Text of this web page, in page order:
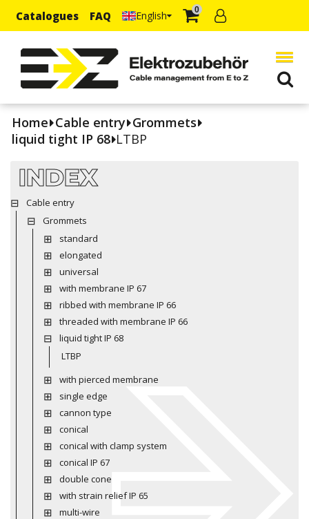
Catalogues FAQ English 0
Home Cable entry Grommets
liquid tight IP 68 LTBP
INDEX
Cable entry
Grommets
standard
elongated
universal
with membrane IP 67
ribbed with membrane IP 66
threaded with membrane IP 66
liquid tight IP 68
LTBP
with pierced membrane
single edge
cannon type
conical
conical with clamp system
conical IP 67
double cone
with strain relief IP 65
multi-wire